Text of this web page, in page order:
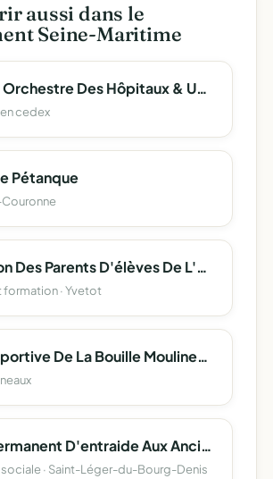
aussi dans le
Seine-Maritime
Choeur Et Orchestre Des Hôpitaux & Université De Rouen Normandie
cedex
Pétanque
Couronne
Association Des Parents D'élèves De L'école Saint Michel
· Yvetot
Amicale Sportive De La Bouille Moulineaux
Comité Permanent D'entraide Aux Anciens
sociale · Saint-Léger-du-Bourg-Denis